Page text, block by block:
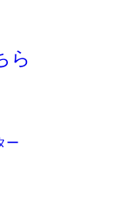
ら
ー